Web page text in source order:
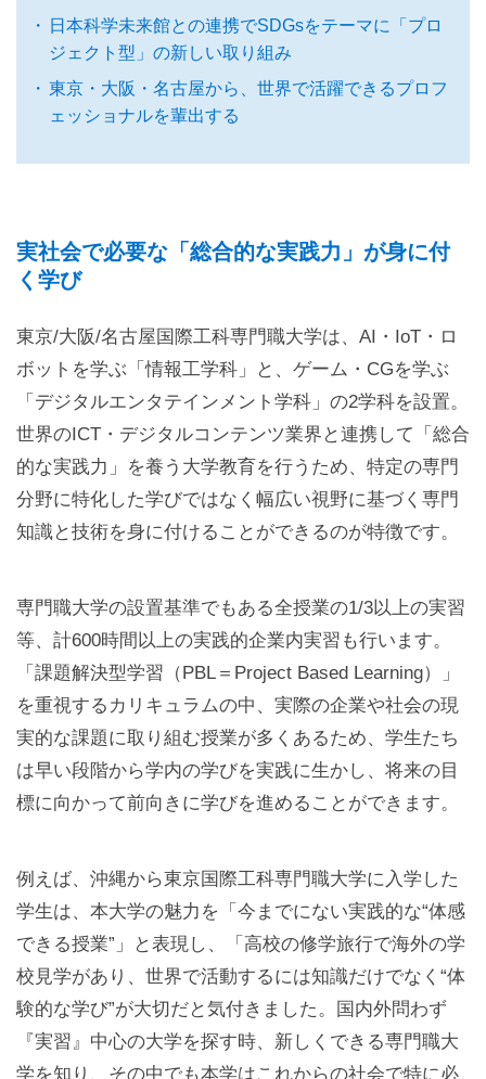
日本科学未来館との連携でSDGsをテーマに「プロ
ジェクト型」の新しい取り組み
東京・大阪・名古屋から、世界で活躍できるプロフ
ェッショナルを輩出する
実社会で必要な「総合的な実践力」が身に付
く学び
東京/大阪/名古屋国際工科専門職大学は、AI・IoT・ロ
ボットを学ぶ「情報工学科」と、ゲーム・CGを学ぶ
「デジタルエンタテインメント学科」の2学科を設置。
世界のICT・デジタルコンテンツ業界と連携して「総合
的な実践力」を養う大学教育を行うため、特定の専門
分野に特化した学びではなく幅広い視野に基づく専門
知識と技術を身に付けることができるのが特徴です。
専門職大学の設置基準でもある全授業の1/3以上の実習
等、計600時間以上の実践的企業内実習も行います。
「課題解決型学習（PBL＝Project Based Learning）」
を重視するカリキュラムの中、実際の企業や社会の現
実的な課題に取り組む授業が多くあるため、学生たち
は早い段階から学内の学びを実践に生かし、将来の目
標に向かって前向きに学びを進めることができます。
例えば、沖縄から東京国際工科専門職大学に入学した
学生は、本大学の魅力を「今までにない実践的な“体感
できる授業”」と表現し、「高校の修学旅行で海外の学
校見学があり、世界で活動するには知識だけでなく“体
験的な学び”が大切だと気付きました。国内外問わず
『実習』中心の大学を探す時、新しくできる専門職大
学を知り、その中でも本学はこれからの社会で特に必